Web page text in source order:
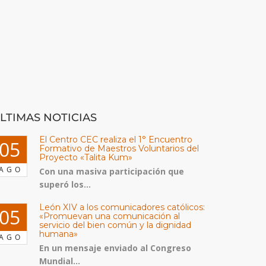
NOTICIAS
El Centro CEC realiza el 1° Encuentro
Formativo de Maestros Voluntarios del
Proyecto «Talita Kum»
Con una masiva participación que
superó los...
León XIV a los comunicadores católicos:
«Promuevan una comunicación al
servicio del bien común y la dignidad
humana»
En un mensaje enviado al Congreso
Mundial...